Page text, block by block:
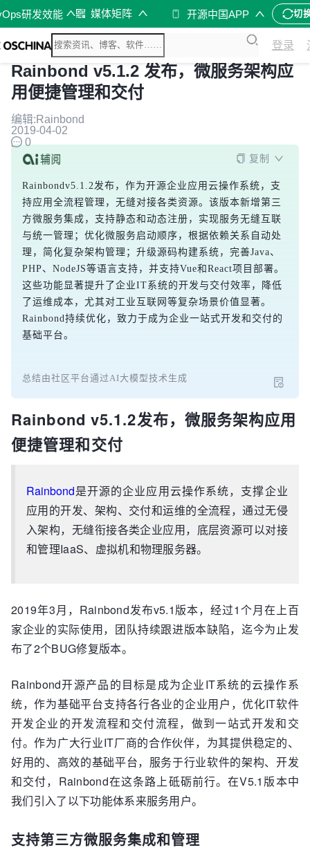
研发效能 媒体矩阵 开源中国APP 切
登录
Rainbond v5.1.2 发布，微服务架构应
用便捷管理和交付
编辑:Rainbond
2019-04-02
0
复制
Rainbondv5.1.2发布，作为开源企业应用云操作系统，支
持应用全流程管理，无缝对接各类资源。该版本新增第三
方微服务集成，支持静态和动态注册，实现服务无缝互联
与统一管理；优化微服务启动顺序，根据依赖关系自动处
理，简化复杂架构管理；升级源码构建系统，完善Java、
PHP、NodeJS等语言支持，并支持Vue和React项目部署。
这些功能显著提升了企业IT系统的开发与交付效率，降低
了运维成本，尤其对工业互联网等复杂场景价值显著。
Rainbond持续优化，致力于成为企业一站式开发和交付的
基础平台。
总结由社区平台通过AI大模型技术生成
Rainbond v5.1.2发布，微服务架构应用
便捷管理和交付
Rainbond是开源的企业应用云操作系统，支撑企业
应用的开发、架构、交付和运维的全流程，通过无侵
入架构，无缝衔接各类企业应用，底层资源可以对接
和管理IaaS、虚拟机和物理服务器。
2019年3月，Rainbond发布v5.1版本，经过1个月在上百
家企业的实际使用，团队持续跟进版本缺陷，迄今为止发
布了2个BUG修复版本。
Rainbond开源产品的目标是成为企业IT系统的云操作系
统，作为基础平台支持各行各业的企业用户，优化IT软件
开发企业的开发流程和交付流程，做到一站式开发和交
付。作为广大行业IT厂商的合作伙伴，为其提供稳定的、
好用的、高效的基础平台，服务于行业软件的架构、开发
和交付，Rainbond在这条路上砥砺前行。在V5.1版本中
我们引入了以下功能体系来服务用户。
支持第三方微服务集成和管理